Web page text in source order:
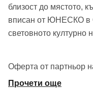
близост до мястото,
вписан от ЮНЕСКО в
световното културно
Оферта от партньор
Прочети още